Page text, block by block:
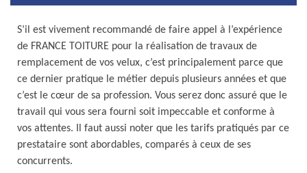
S’il est vivement recommandé de faire appel à l’expérience
de FRANCE TOITURE pour la réalisation de travaux de
remplacement de vos velux, c’est principalement parce que
ce dernier pratique le métier depuis plusieurs années et que
c’est le cœur de sa profession. Vous serez donc assuré que le
travail qui vous sera fourni soit impeccable et conforme à
vos attentes. Il faut aussi noter que les tarifs pratiqués par ce
prestataire sont abordables, comparés à ceux de ses
concurrents.